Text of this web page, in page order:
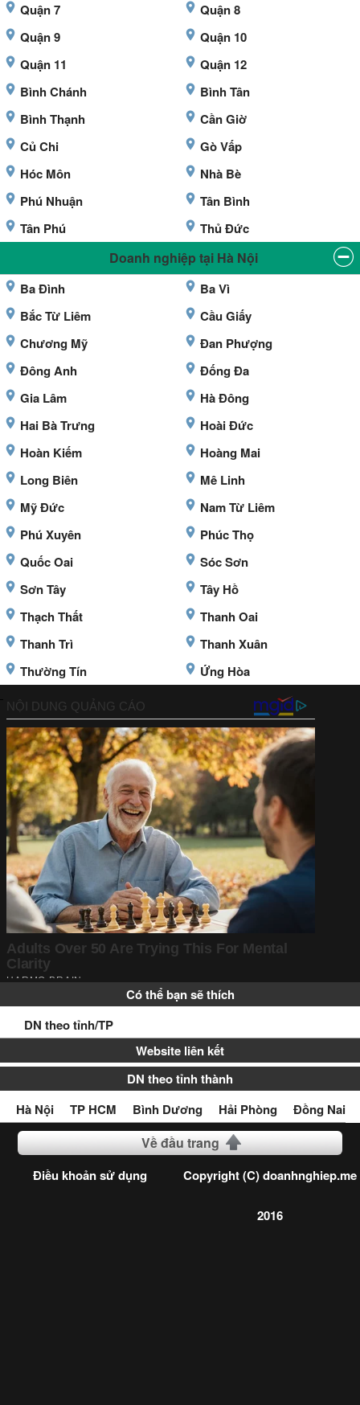
Quận 7
Quận 8
Quận 9
Quận 10
Quận 11
Quận 12
Bình Chánh
Bình Tân
Bình Thạnh
Cần Giờ
Củ Chi
Gò Vấp
Hóc Môn
Nhà Bè
Phú Nhuận
Tân Bình
Tân Phú
Thủ Đức
Doanh nghiệp tại Hà Nội
Ba Đình
Ba Vì
Bắc Từ Liêm
Cầu Giấy
Chương Mỹ
Đan Phượng
Đông Anh
Đống Đa
Gia Lâm
Hà Đông
Hai Bà Trưng
Hoài Đức
Hoàn Kiếm
Hoàng Mai
Long Biên
Mê Linh
Mỹ Đức
Nam Từ Liêm
Phú Xuyên
Phúc Thọ
Quốc Oai
Sóc Sơn
Sơn Tây
Tây Hồ
Thạch Thất
Thanh Oai
Thanh Trì
Thanh Xuân
Thường Tín
Ứng Hòa
Có thể bạn sẽ thích
DN theo tỉnh/TP
Website liên kết
DN theo tỉnh thành
Hà Nội
TP HCM Bình Dương Hải Phòng Đồng Nai
Về đầu trang
Điều khoản sử dụng Copyright (C) doanhnghiep.me
2016